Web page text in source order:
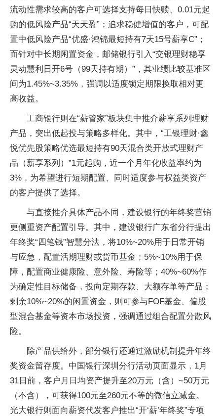
流动性需求较高的客户可选择支持每日快赎、0.01元起
购的低风险产品“天天盈”；追求稳健增值的客户，可配
置中低风险产品“优盛·鸿锦最短持有7天15号薪享C”；
而针对中长期闲置资金，邮储银行引入“交银理财稳享
灵动慧利日开6号（99天持有期）”，其业绩比较基准区
间为1.45%~3.35%，强调以适度锁定期限换取相对更
高收益。
工商银行则在“薪管家”板块集中推介薪享系列理财
产品，突出低起投与策略多样化。其中，“工银理财·鑫
悦优先股策略优选最短持有90天混合类开放式理财产
品（薪享系列）”1元起购，近一个月年化收益率约为
3%，为希望进行短期配置、同时适度参与权益类资产
的客户提供了选择。
与直接推介具体产品不同，建设银行的年终奖营销
更侧重资产配置引导。其中，建设银行广东省分行提出
年终奖“四笔钱”智慧分法，将10%~20%用于日常开销
与应急，配置活期理财或货币基金；5%~10%用于保
障，配置商业健康险、意外险、寿险等；40%~60%作
为确定性目标储备，投向定期存款、大额存单等产品；
剩余10%~20%的闲置资金，则可参与FOF基金、偏股
型混合基金等资本市场投资，强调通过组合配置分散风
险。
除产品供给外，部分银行还通过激励机制提升年终
奖资金留存度。中国银行深圳分行活动页面显示，1月
31日前，客户月日均资产提升至20万元（含）~50万元
（不含），可获得100元至260元不等的微信立减金。
光大银行则面向薪资代发客户推出“开‘薪’年终奖”专项